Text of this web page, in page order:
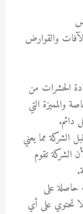
والقوارض
الحشرات من
والمميزة التي
دائم.
الشركة مما يعني
الشركة تقوم
على
تحتوي على أي